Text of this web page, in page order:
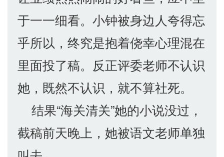
于一一细看。小钟被身边人夸得忘
乎所以，终究是抱着侥幸心理混在
里面投了稿。反正评委老师不认识
她，既然不认识，就不算社死。
结果“海关清关”她的小说没过，
截稿前天晚上，她被语文老师单独